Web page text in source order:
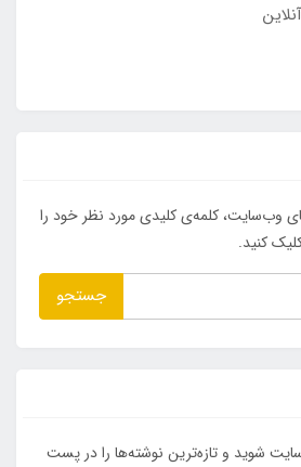
وب‌سایت، کلمه‌ی کلیدی مورد نظر خود را
کنید.
جستجو
شوید و تازه‌ترین نوشته‌ها را در پست